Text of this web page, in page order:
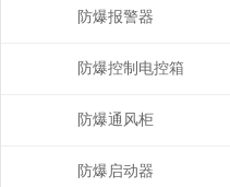
防爆报警器
防爆控制电控箱
防爆通风柜
防爆启动器